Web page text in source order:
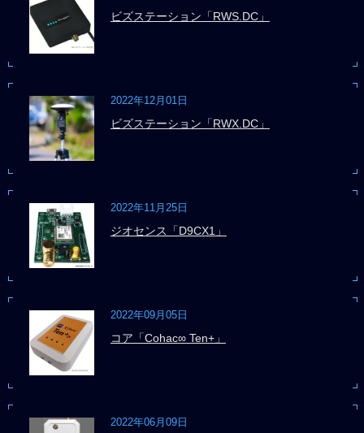
ビズステーション「RWS.DC」
2022年12月01日
ビズステーション「RWX.DC」
2022年11月25日
ジオセンス「D9CX1」
2022年09月05日
コア「Cohac∞ Ten+」
2022年06月09日